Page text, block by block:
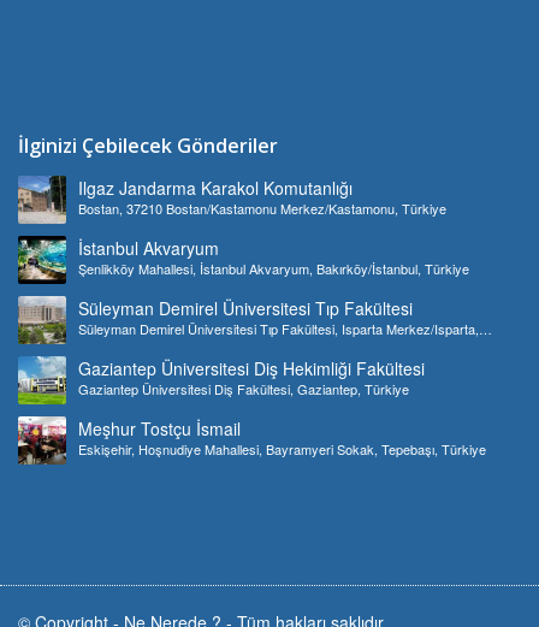
İlginizi Çebilecek Gönderiler
Ilgaz Jandarma Karakol Komutanlığı
Bostan, 37210 Bostan/Kastamonu Merkez/Kastamonu, Türkiye
İstanbul Akvaryum
Şenlikköy Mahallesi, İstanbul Akvaryum, Bakırköy/İstanbul, Türkiye
Süleyman Demirel Üniversitesi Tıp Fakültesi
Süleyman Demirel Üniversitesi Tıp Fakültesi, Isparta Merkez/Isparta,
Gaziantep Üniversitesi Diş Hekimliği Fakültesi
Gaziantep Üniversitesi Diş Fakültesi, Gaziantep, Türkiye
Meşhur Tostçu İsmail
Eskişehir, Hoşnudiye Mahallesi, Bayramyeri Sokak, Tepebaşı, Türkiye